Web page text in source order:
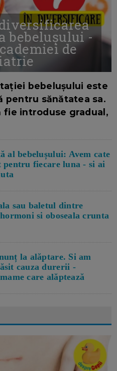
bebelușului -
de
bebelușului este
pentru sănătatea sa.
fie introduse gradual,
al bebelușului: Avem cate
fiecare luna - si ai
sau baletul dintre
si oboseala crunta
la alăptare. Si am
cauza durerii -
care alăptează